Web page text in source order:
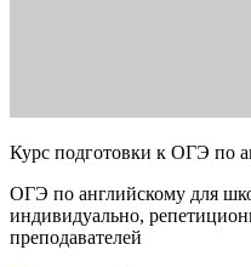
Курс подготовки к ОГЭ по
ОГЭ по английскому для
индивидуально,
преподавателей